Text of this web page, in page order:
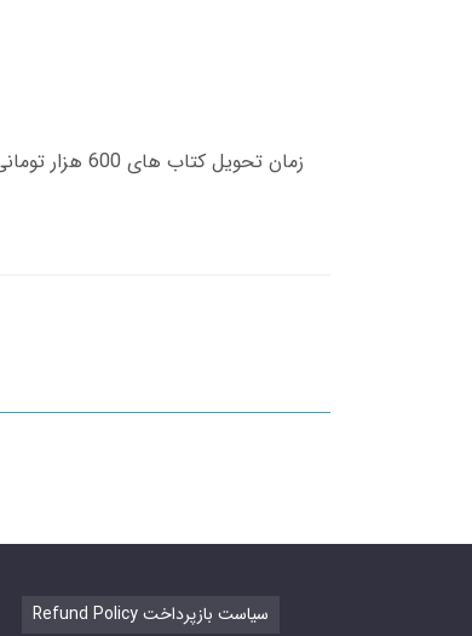
Refund Policy سیاست بازپرداخت